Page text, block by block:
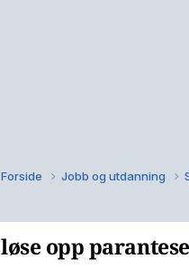
Forside Jobb og utdanning
løse opp